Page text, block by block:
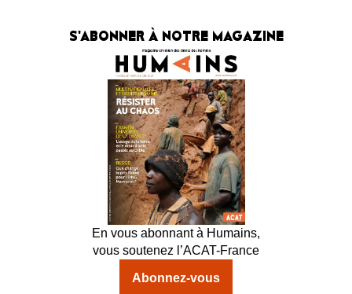
S'ABONNER À NOTRE MAGAZINE
En vous abonnant à Humains,
vous soutenez l’ACAT-France
Abonnez-vous